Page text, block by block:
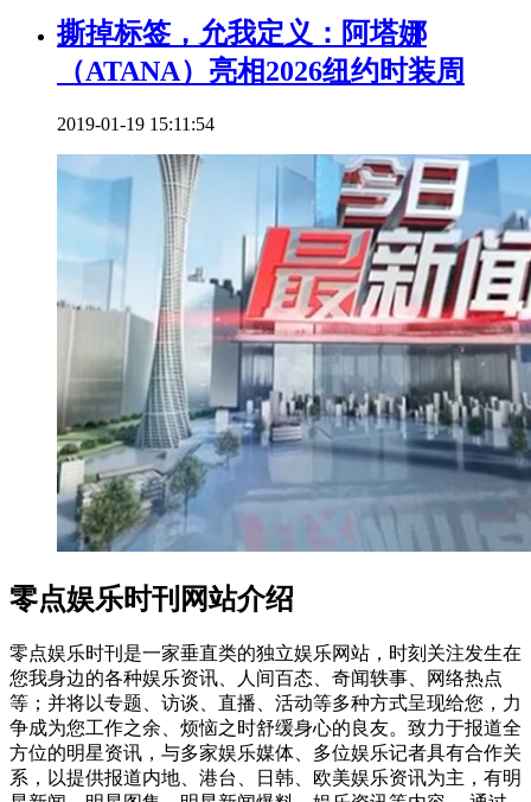
撕掉标签，允我定义：阿塔娜
（ATANA）亮相2026纽约时装周
2019-01-19 15:11:54
零点娱乐时刊网站介绍
零点娱乐时刊是一家垂直类的独立娱乐网站，时刻关注发生在
您我身边的各种娱乐资讯、人间百态、奇闻轶事、网络热点
等；并将以专题、访谈、直播、活动等多种方式呈现给您，力
争成为您工作之余、烦恼之时舒缓身心的良友。致力于报道全
方位的明星资讯，与多家娱乐媒体、多位娱乐记者具有合作关
系，以提供报道内地、港台、日韩、欧美娱乐资讯为主，有明